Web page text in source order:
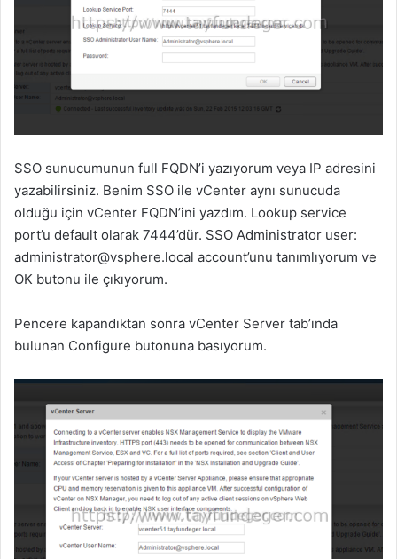
SSO sunucumunun full FQDN’i yazıyorum veya IP adresini
yazabilirsiniz. Benim SSO ile vCenter aynı sunucuda
olduğu için vCenter FQDN’ini yazdım. Lookup service
port’u default olarak 7444’dür. SSO Administrator user:
administrator@vsphere.local account’unu tanımlıyorum ve
OK butonu ile çıkıyorum.
Pencere kapandıktan sonra vCenter Server tab’ında
bulunan Configure butonuna basıyorum.